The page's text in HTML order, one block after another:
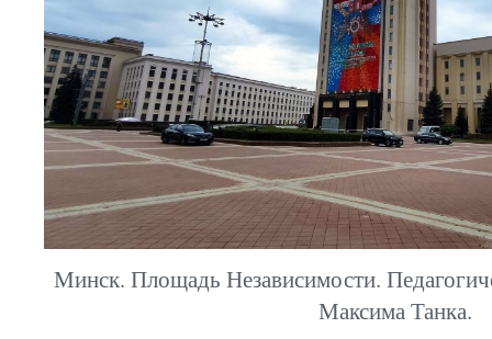
Минск. Площадь Независимости.
Максима Танка.